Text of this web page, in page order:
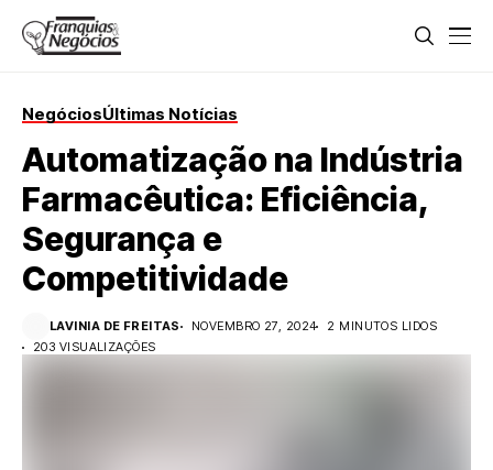
NegóciosÚltimas Notícias
Automatização na Indústria
Farmacêutica: Eficiência,
Segurança e
Competitividade
LAVINIA DE FREITAS NOVEMBRO 27, 2024
2 MINUTOS LIDOS
203 VISUALIZAÇÕES